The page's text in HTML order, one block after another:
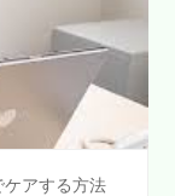
アする方法